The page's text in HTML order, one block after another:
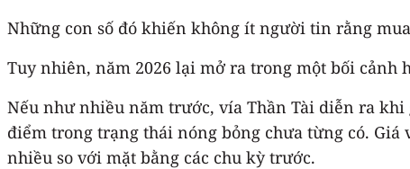
Những con số đó khiến không ít người tin rằng
Tuy nhiên, năm 2026 lại mở ra trong một bối cảnh
Nếu như nhiều năm trước, vía Thần Tài diễn ra
điểm trong trạng thái nóng bỏng chưa từng có.
nhiều so với mặt bằng các chu kỳ trước.